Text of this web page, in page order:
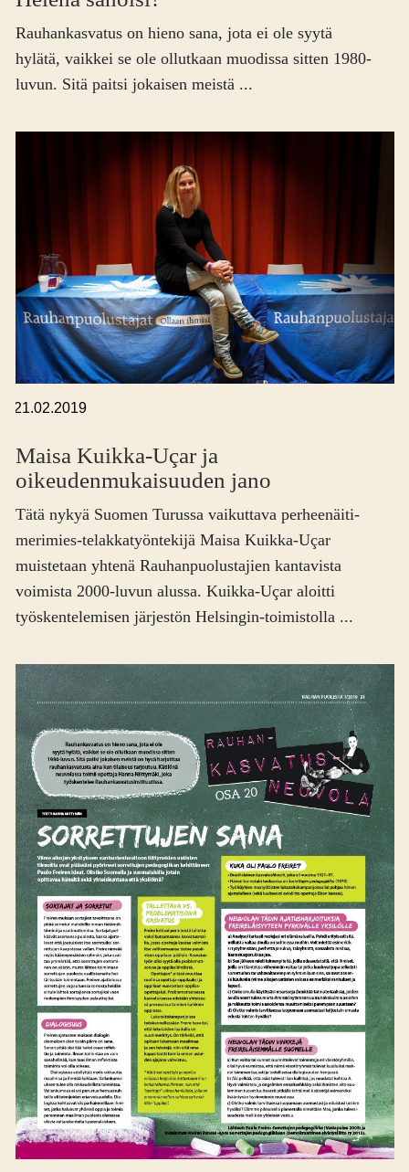
Rauhankasvatus on hieno sana, jota ei ole syytä
hylätä, vaikkei se ole ollutkaan muodissa sitten 1980-
luvun. Sitä paitsi jokaisen meistä ...
21.02.2019
Maisa Kuikka-Uçar ja
oikeuden­mukaisuuden jano
Tätä nykyä Suomen Turussa vaikuttava perheenäiti-
merimies-telakkatyöntekijä Maisa Kuikka-Uçar
muistetaan yhtenä Rauhanpuolustajien kantavista
voimista 2000-luvun alussa. Kuikka-Uçar aloitti
työskentelemisen järjestön Helsingin-toimistolla ...